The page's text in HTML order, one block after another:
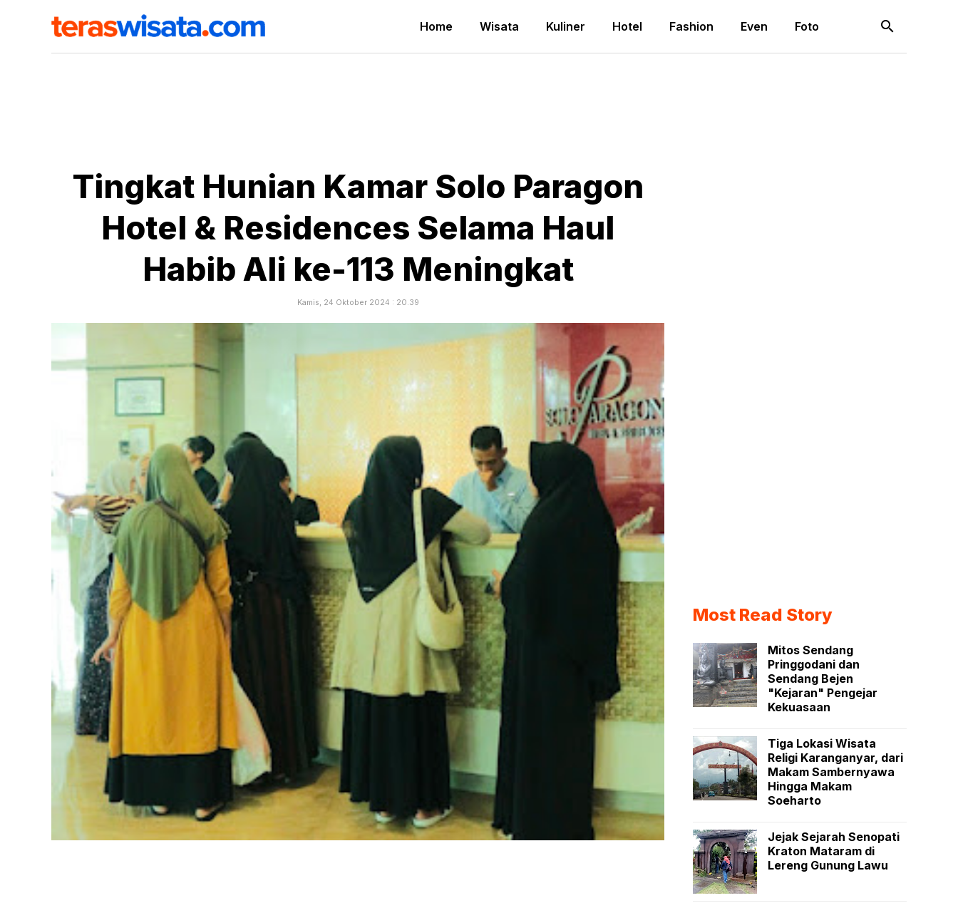
search
Home Wisata Kuliner Hotel Fashion Even Foto
Tingkat Hunian Kamar Solo Paragon
Hotel & Residences Selama Haul
Habib Ali ke-113 Meningkat
Kamis, 24 Oktober 2024 : 20.39
Most Read Story
Mitos Sendang
Pringgodani dan
Sendang Bejen
"Kejaran" Pengejar
Kekuasaan
Tiga Lokasi Wisata
Religi Karanganyar, dari
Makam Sambernyawa
Hingga Makam
Soeharto
Jejak Sejarah Senopati
Kraton Mataram di
Lereng Gunung Lawu